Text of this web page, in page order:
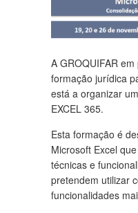
A GROQUIFAR
formação jurídica
está a organizar
EXCEL 365.
Esta formação é
Microsoft Excel
técnicas e
pretendem utilizar
funcionalidades